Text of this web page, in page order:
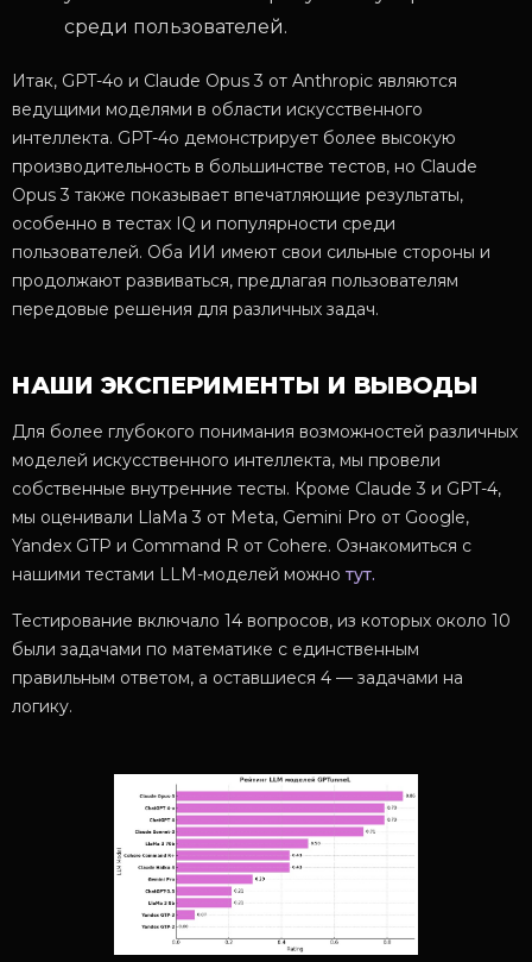
среди пользователей.
Итак, GPT-4o и Claude Opus 3 от Anthropic являются
ведущими моделями в области искусственного
интеллекта. GPT-4o демонстрирует более высокую
производительность в большинстве тестов, но Claude
Opus 3 также показывает впечатляющие результаты,
особенно в тестах IQ и популярности среди
пользователей. Оба ИИ имеют свои сильные стороны и
продолжают развиваться, предлагая пользователям
передовые решения для различных задач.
НАШИ ЭКСПЕРИМЕНТЫ И ВЫВОДЫ
Для более глубокого понимания возможностей различных
моделей искусственного интеллекта, мы провели
собственные внутренние тесты. Кроме Claude 3 и GPT-4,
мы оценивали LlaMa 3 от Meta, Gemini Pro от Google,
Yandex GTP и Command R от Cohere. Ознакомиться с
нашими тестами LLM-моделей можно тут.
Тестирование включало 14 вопросов, из которых около 10
были задачами по математике с единственным
правильным ответом, а оставшиеся 4 — задачами на
логику.